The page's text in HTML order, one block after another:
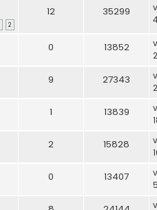
2
12 35299
0 13852
9 27343
1 13839
2 15828
0 13407